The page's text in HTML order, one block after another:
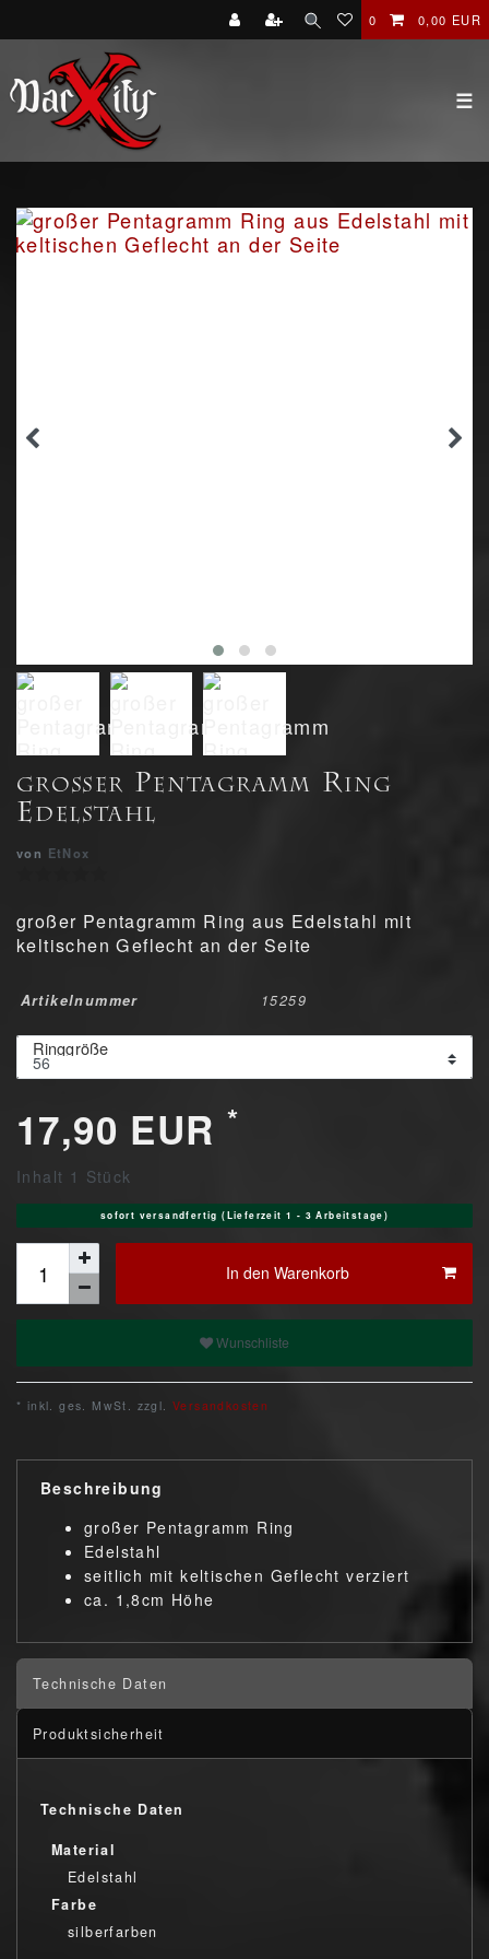
0 0,00 EUR
☰
großer Pentagramm Ring
Edelstahl
von EtNox
großer Pentagramm Ring aus Edelstahl mit
keltischen Geflecht an der Seite
Artikelnummer 15259
Ringgröße
17,90 EUR *
Inhalt 1 Stück
sofort versandfertig (Lieferzeit 1 - 3 Arbeitstage)
In den Warenkorb
Wunschliste
* inkl. ges. MwSt. zzgl. Versandkosten
Beschreibung
großer Pentagramm Ring
Edelstahl
seitlich mit keltischen Geflecht verziert
ca. 1,8cm Höhe
Technische Daten
Produktsicherheit
Technische Daten
Material
Edelstahl
Farbe
silberfarben